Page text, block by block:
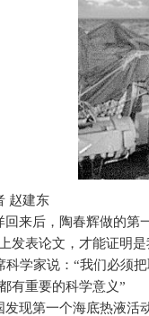
赵建东
回来后，陶春辉做的第
发表论文，才能证明
科学家说：“我们必须
有重要的科学意义”
发现第一个海底热液活